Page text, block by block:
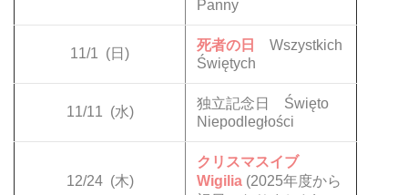
Panny
11/1 (日)
死者の日
Wszystkich
Świętych
11/11 (水)
独立記念日 Święto
Niepodległości
12/24 (木)
クリスマスイブ
Wigilia (2025年度から